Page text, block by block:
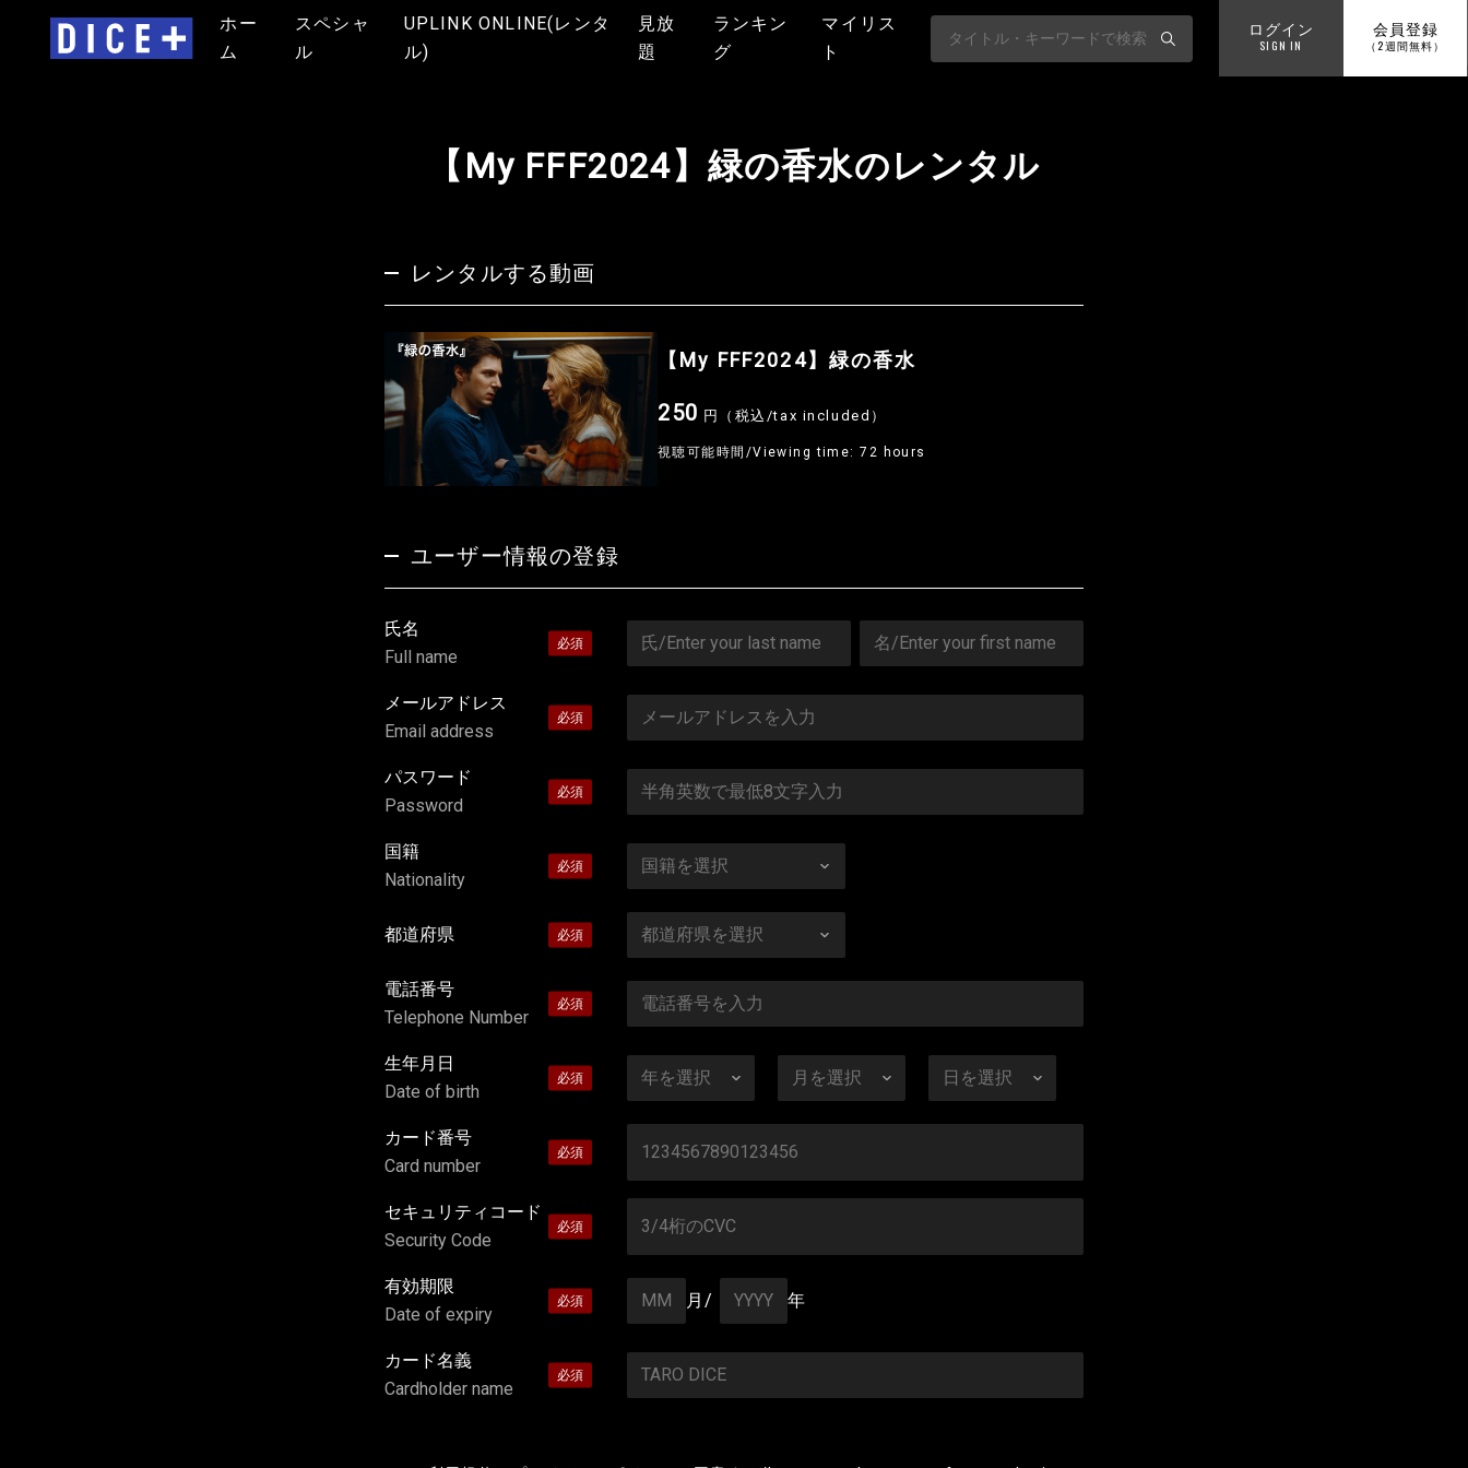
ホー
ム
スペシャ
ル
UPLINK ONLINE(レンタ
ル)
見放
題
ランキン
グ
マイリス
ト
ログイン
SIGN IN
会員登録
（2週間無料）
【My FFF2024】緑の香水のレンタル
レンタルする動画
【My FFF2024】緑の香水
250 円（税込/tax included）
視聴可能時間/Viewing time: 72 hours
ユーザー情報の登録
氏名
Full name
メールアドレス
Email address
パスワード
Password
国籍
Nationality
都道府県
電話番号
Telephone Number
生年月日
Date of birth
カード番号
Card number
セキュリティコード
Security Code
有効期限
Date of expiry
月/ 年
カード名義
Cardholder name